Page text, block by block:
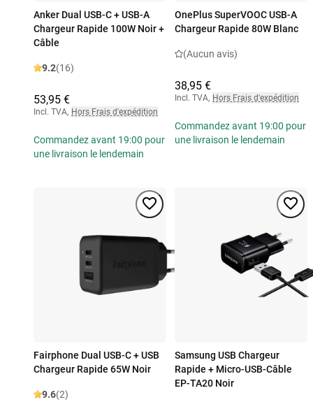
Anker Dual USB-C + USB-A
Chargeur Rapide 100W Noir +
Câble
9.2(16)
53,95 €
Incl. TVA, Hors Frais d'expédition
Commandez avant 19:00 pour
une livraison le lendemain
OnePlus SuperVOOC USB-A
Chargeur Rapide 80W Blanc
(Aucun avis)
38,95 €
Incl. TVA, Hors Frais d'expédition
Commandez avant 19:00 pour
une livraison le lendemain
Fairphone Dual USB-C + USB
Chargeur Rapide 65W Noir
9.6(2)
Samsung USB Chargeur
Rapide + Micro-USB-Câble
EP-TA20 Noir